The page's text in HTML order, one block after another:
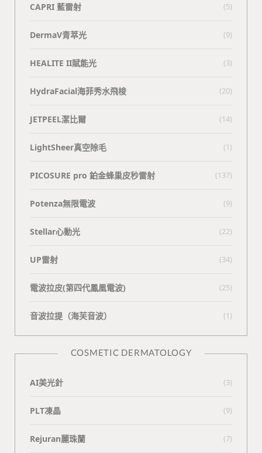
CAPRI 藍雷射 (5)
DermaV青萃光 (9)
HEALITE II賦能光 (3)
HydraFacial海菲秀水飛梭 (20)
JETPEEL潔比爾 (14)
LightSheer真空除毛 (1)
PICOSURE pro 鉑金蜂巢皮秒雷射 (137)
Potenza無限電波 (9)
Stellar心動光 (22)
UP雷射 (34)
電波拉皮(第四代鳳凰電波) (25)
⾳波拉提（海芙⾳波） (1)
COSMETIC DERMATOLOGY
AI美光針 (3)
PLT凍晶 (9)
Rejuran麗珠蘭 (7)